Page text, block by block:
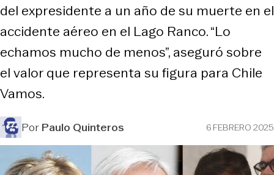
del expresidente a un año de su muerte en el
accidente aéreo en el Lago Ranco. “Lo
echamos mucho de menos”, aseguró sobre
el valor que representa su figura para Chile
Vamos.
PorPaulo Quinteros 6 FEBRERO 2025